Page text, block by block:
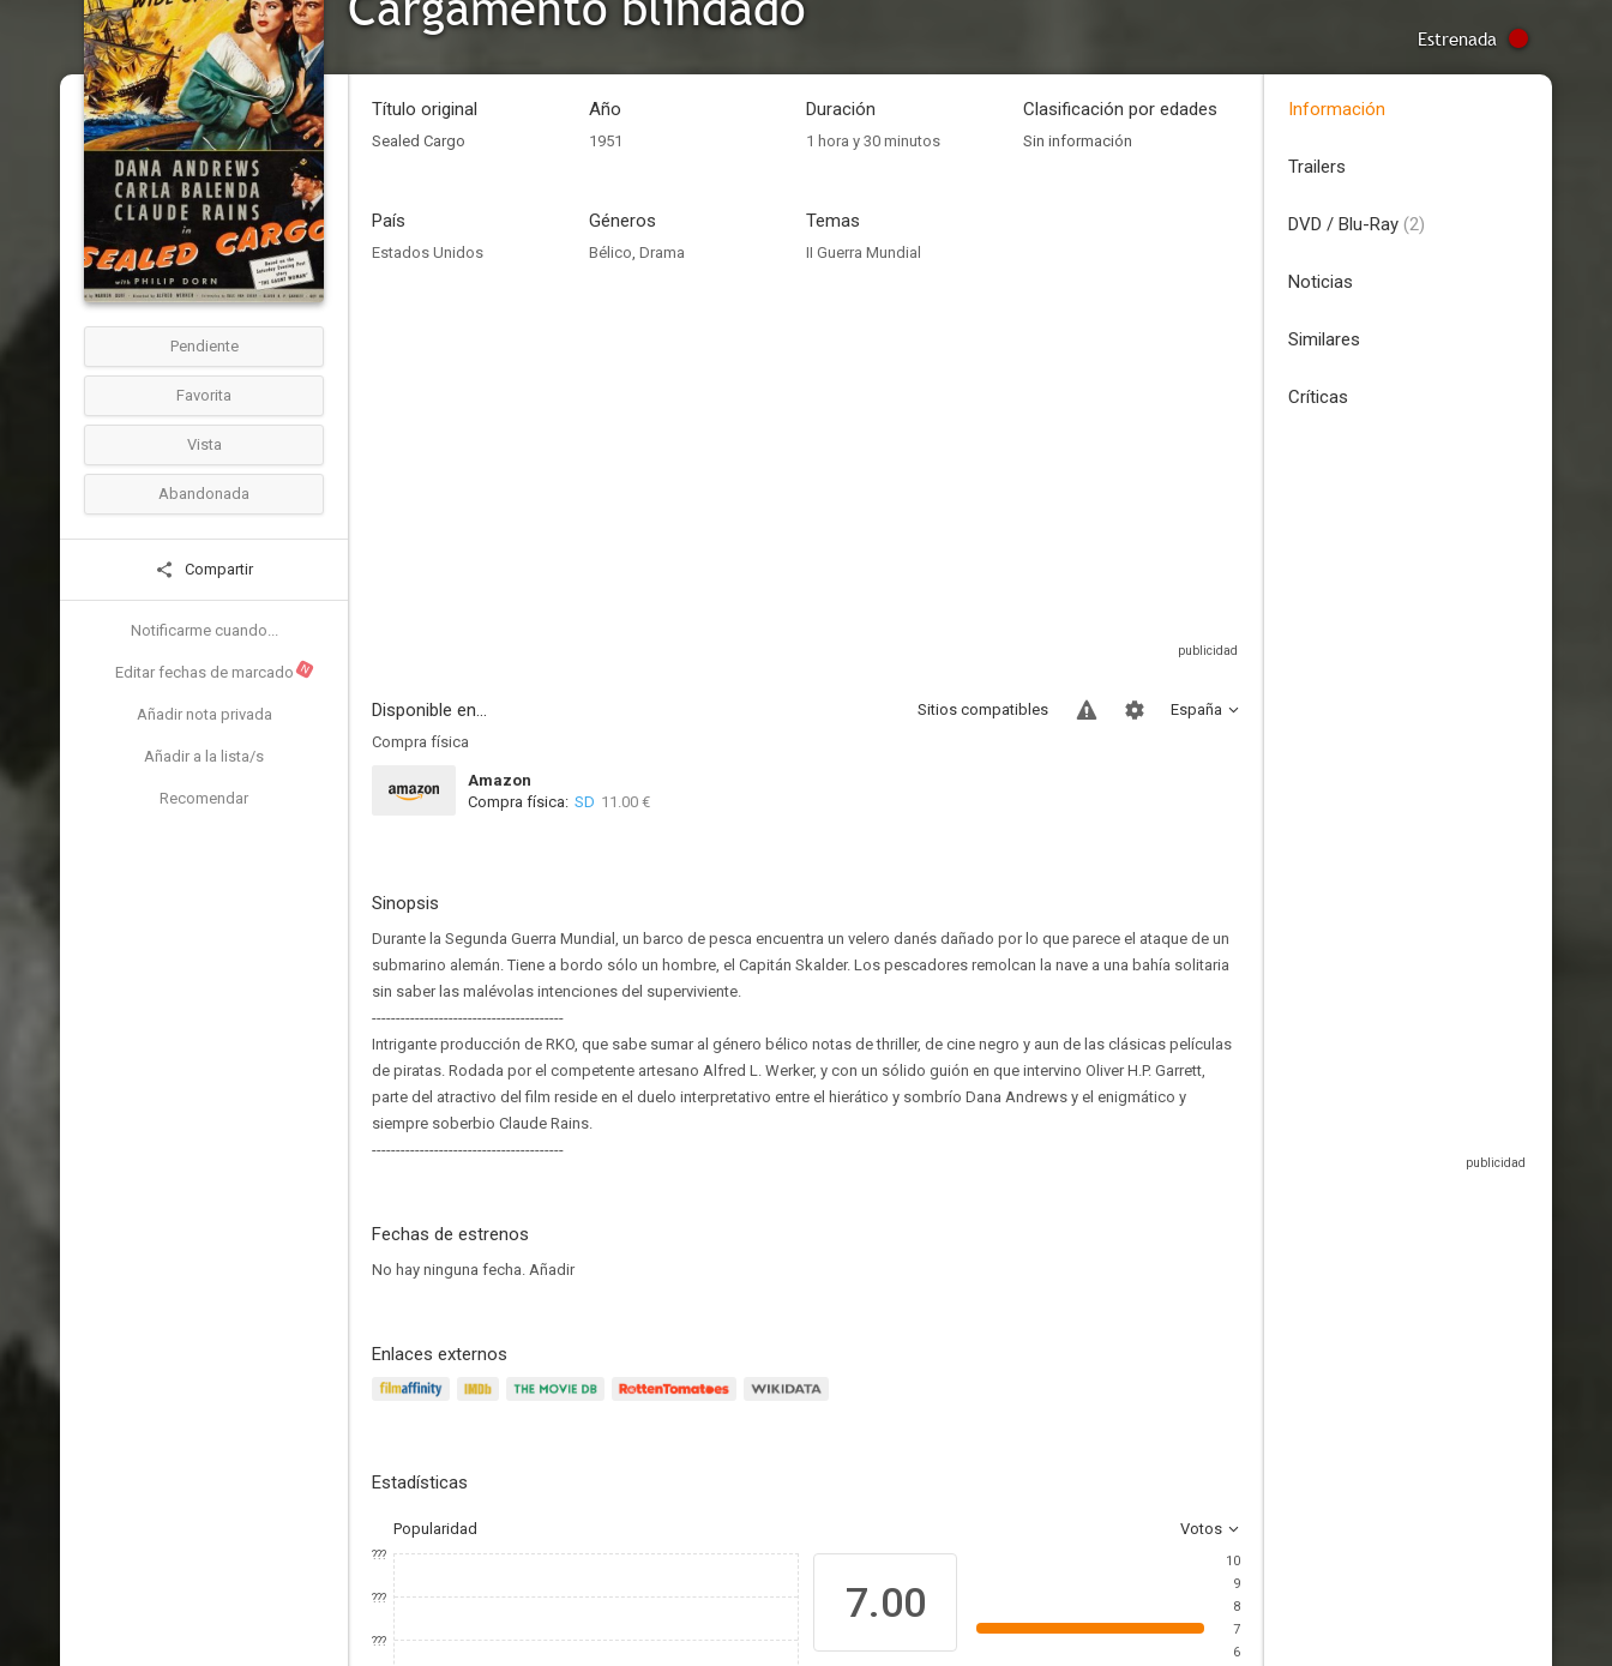
Estrenada
Pendiente
Favorita
Vista
Abandonada
Compartir
Notificarme cuando...
Editar fechas de marcado N
Añadir nota privada
Añadir a la lista/s
Recomendar
Título original
Sealed Cargo
Año
1951
Duración
1 hora y 30 minutos
Clasificación por edades
Sin información
País
Estados Unidos
Géneros
Bélico, Drama
Temas
II Guerra Mundial
Disponible en... España
Sitios compatibles
Compra física
Amazon
Compra física: SD 11.00 €
Sinopsis
Durante la Segunda Guerra Mundial, un barco de pesca encuentra un velero danés dañado por lo que parece el ataque de un
submarino alemán. Tiene a bordo sólo un hombre, el Capitán Skalder. Los pescadores remolcan la nave a una bahía solitaria
sin saber las malévolas intenciones del superviviente.
----------------------------------------
Intrigante producción de RKO, que sabe sumar al género bélico notas de thriller, de cine negro y aun de las clásicas películas
de piratas. Rodada por el competente artesano Alfred L. Werker, y con un sólido guión en que intervino Oliver H.P. Garrett,
parte del atractivo del film reside en el duelo interpretativo entre el hierático y sombrío Dana Andrews y el enigmático y
siempre soberbio Claude Rains.
----------------------------------------
Fechas de estrenos
No hay ninguna fecha. Añadir
Enlaces externos
Estadísticas
Popularidad Votos
???
???
???
7.00
10
9
8
7
6
Información
Trailers
DVD / Blu-Ray (2)
Noticias
Similares
Críticas